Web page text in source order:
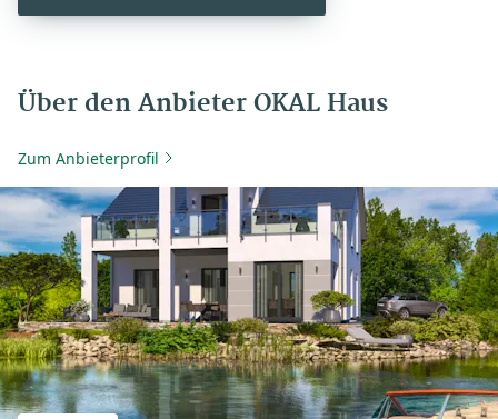
Über den Anbieter OKAL Haus
Zum Anbieterprofil